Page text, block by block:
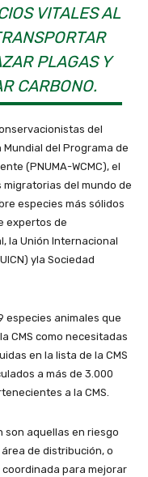
VITALES AL
PLAGAS Y
CARBONO.
del
del Programa de
(PNUMA-WCMC), el
del mundo de
especies más sólidos
expertos de
la Unión Internacional
yla Sociedad
especies animales que
CMS como necesitadas
en la lista de la CMS
a más de 3.000
a la CMS.
son aquellas en riesgo
de distribución, o
para mejorar